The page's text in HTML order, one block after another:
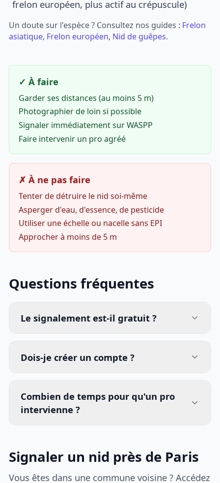
frelon européen, plus actif au crépuscule)
Un doute sur l'espèce ? Consultez nos guides : Frelon
asiatique, Frelon européen, Nid de guêpes.
✓ À faire
Garder ses distances (au moins 5 m)
Photographier de loin si possible
Signaler immédiatement sur WASPP
Faire intervenir un pro agréé
✗ À ne pas faire
Tenter de détruire le nid soi-même
Asperger d'eau, d'essence, de pesticide
Utiliser une échelle ou nacelle sans EPI
Approcher à moins de 5 m
Questions fréquentes
Le signalement est-il gratuit ?
Dois-je créer un compte ?
Combien de temps pour qu'un pro
intervienne ?
Signaler un nid près de Paris
Vous êtes dans une commune voisine ? Accédez